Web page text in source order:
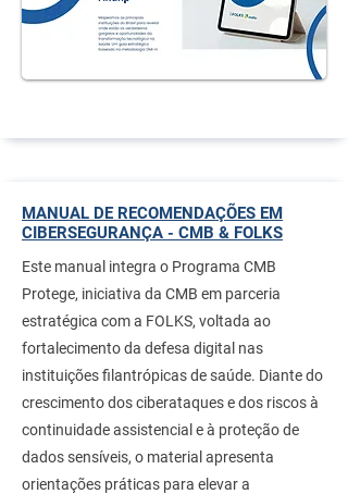
MANUAL DE RECOMENDAÇÕES EM
CIBERSEGURANÇA - CMB & FOLKS
Este manual integra o Programa CMB
Protege, iniciativa da CMB em parceria
estratégica com a FOLKS, voltada ao
fortalecimento da defesa digital nas
instituições filantrópicas de saúde. Diante do
crescimento dos ciberataques e dos riscos à
continuidade assistencial e à proteção de
dados sensíveis, o material apresenta
orientações práticas para elevar a